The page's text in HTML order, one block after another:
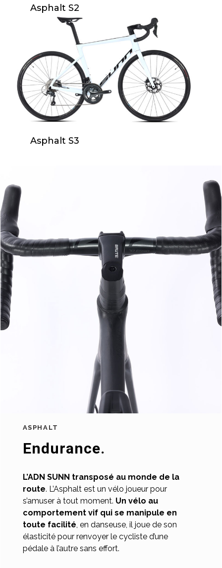
Asphalt S2
Asphalt S3
ASPHALT
Endurance.
L’ADN SUNN transposé au monde de la
route. L’Asphalt est un vélo joueur pour
s’amuser à tout moment. Un vélo au
comportement vif qui se manipule en
toute facilité, en danseuse, il joue de son
élasticité pour renvoyer le cycliste d’une
pédale à l’autre sans effort.